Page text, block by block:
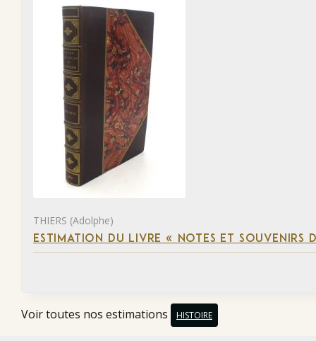
THIERS (Adolphe)
ESTIMATION DU LIVRE « NOTES ET SOUVENIRS
Voir toutes nos estimations HISTOIRE